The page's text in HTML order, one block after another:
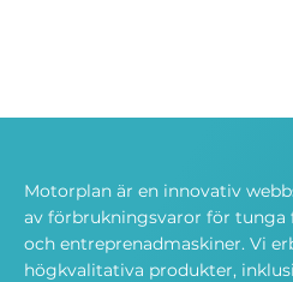
Motorplan är en innovativ
av förbrukningsvaror för tunga
och entreprenadmaskiner. Vi
högkvalitativa produkter,